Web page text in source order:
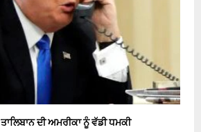
ਦੀ ਅਮਰੀਕਾ ਨੂੰ ਵੱਡੀ ਧਮਕੀ